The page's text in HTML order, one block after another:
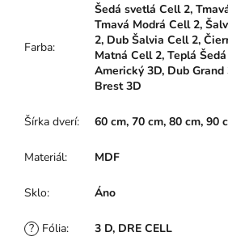
Farba:
Šedá svetlá Cell 2,
Tmavá Modrá Cell 2,
2, Dub Šalvia Cell 2,
Matná Cell 2, Teplá
Americký 3D, Dub
Brest 3D
Šírka dverí: 60 cm, 70 cm, 80 cm, 90
Materiál: MDF
Sklo: Áno
? Fólia: 3 D, DRE CELL